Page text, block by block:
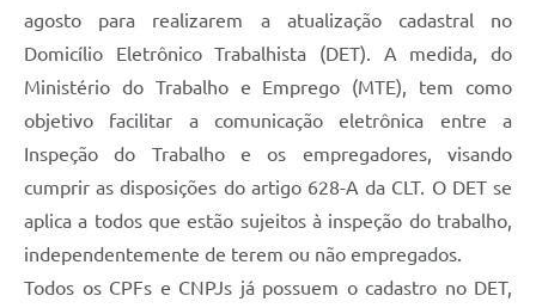
agosto para realizarem a atualização cadastral no
Domicílio Eletrônico Trabalhista (DET). A medida, do
Ministério do Trabalho e Emprego (MTE), tem como
objetivo facilitar a comunicação eletrônica entre a
Inspeção do Trabalho e os empregadores, visando
cumprir as disposições do artigo 628-A da CLT. O DET se
aplica a todos que estão sujeitos à inspeção do trabalho,
independentemente de terem ou não empregados.
Todos os CPFs e CNPJs já possuem o cadastro no DET,